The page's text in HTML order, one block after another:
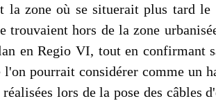
la zone où se situerait plus tard
trouvaient hors de la zone
en Regio VI, tout en confirmant
pourrait considérer comme un
réalisées lors de la pose des